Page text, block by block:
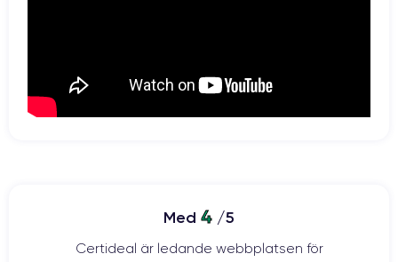
Med 4 /5
Certideal är ledande webbplatsen för